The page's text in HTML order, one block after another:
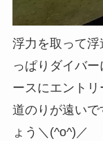
浮力を取って
っぱりダイバ
ースにエント
道のりが遠い
ょう＼(^o^)／